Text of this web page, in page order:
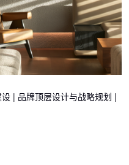
| 品牌顶层设计与战略规划 |